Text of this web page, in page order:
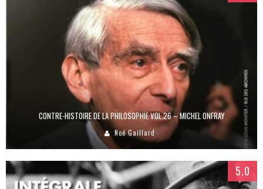
CONTRE-HISTOIRE DE LA PHILOSOPHIE VOL.26 – MICHEL ONFRAY
Noé Gaillard
5.0